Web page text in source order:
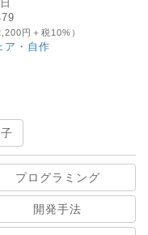
円＋税10%）
ア・自作
プログラミング
開発手法